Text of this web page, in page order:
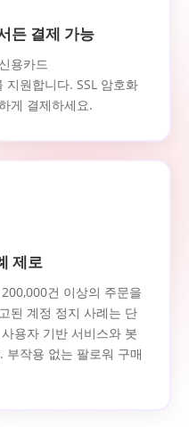
든 결제 가능
용카드
원합니다. SSL 암호화
게 결제하세요.
제로
건 이상의 주문을
된 계정 정지 사례는 단
용자 기반 서비스와 봇
부작용 없는 팔로워 구매